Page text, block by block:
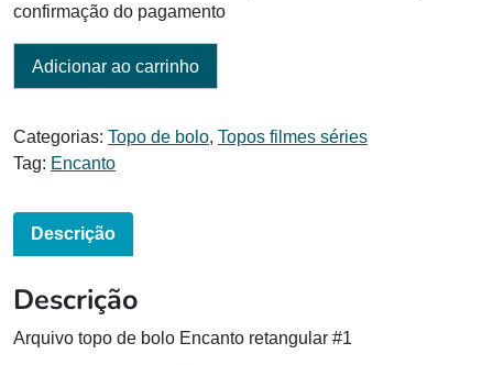
confirmação do pagamento
Adicionar ao carrinho
Categorias: Topo de bolo, Topos filmes séries
Tag: Encanto
Descrição
Descrição
Arquivo topo de bolo Encanto retangular #1